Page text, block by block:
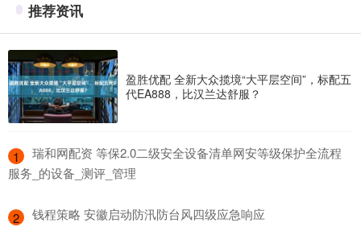
推荐资讯
盈胜优配 全新大众揽境“大平层空间”，标配五
代EA888，比汉兰达舒服？
1
​瑞和网配资 等保2.0二级安全设备清单网安等级保护全流程
服务_的设备_测评_管理
2 ​钱程策略 安徽启动防汛防台风四级应急响应